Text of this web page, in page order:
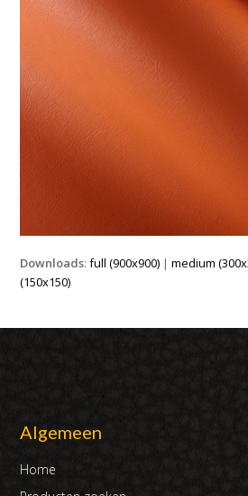
Downloads:full (900x900) |medium
(150x150)
Algemeen
Home